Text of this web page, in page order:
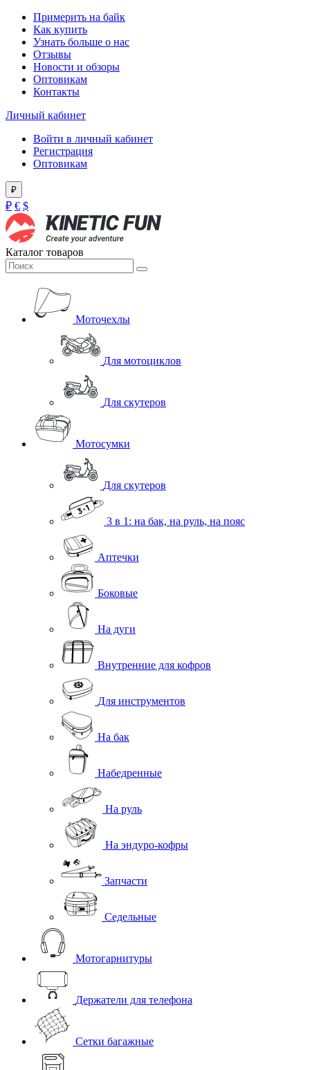
Примерить на байк
Как купить
Узнать больше о нас
Отзывы
Новости и обзоры
Оптовикам
Контакты
Личный кабинет
Войти в личный кабинет
Регистрация
Оптовикам
₽
₽ € $
Каталог товаров
Моточехлы
Для мотоциклов
Для скутеров
Мотосумки
Для скутеров
3 в 1: на бак, на руль, на пояс
Аптечки
Боковые
На дуги
Внутренние для кофров
Для инструментов
На бак
Набедренные
На руль
На эндуро-кофры
Запчасти
Седельные
Мотогарнитуры
Держатели для телефона
Сетки багажные